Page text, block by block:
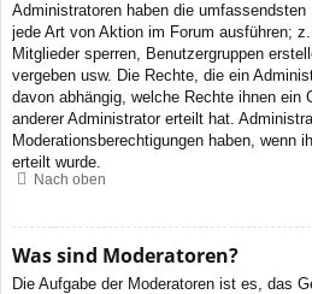
Administratoren haben die
jede Art von Aktion im Forum ausführen;
Mitglieder sperren, Benutzergruppen
vergeben usw. Die Rechte, die ein
davon abhängig, welche Rechte ihnen ein
anderer Administrator erteilt hat.
Moderationsberechtigungen haben, wenn
erteilt wurde.
Nach oben
Was sind Moderatoren?
Die Aufgabe der Moderatoren ist es, das